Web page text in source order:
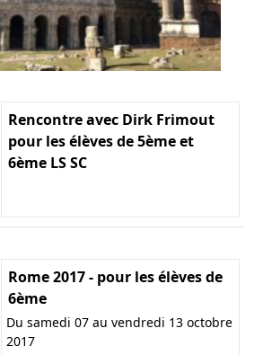
Rencontre avec Dirk Frimout
pour les élèves de 5ème et
6ème LS SC
Rome 2017 - pour les élèves de
6ème
Du samedi 07 au vendredi 13 octobre
2017